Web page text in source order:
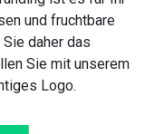
und fruchtbare
daher das
Sie mit unserem
Logo.